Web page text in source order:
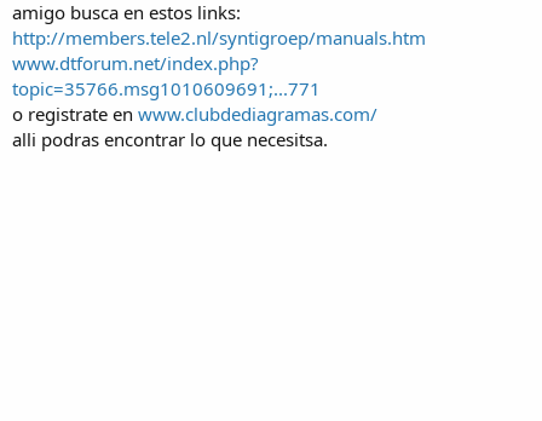
amigo busca en estos links:
http://members.tele2.nl/syntigroep/manuals.htm
www.dtforum.net/index.php?
topic=35766.msg1010609691;...771‎
o registrate en www.clubdediagramas.com/‎
alli podras encontrar lo que necesitsa.